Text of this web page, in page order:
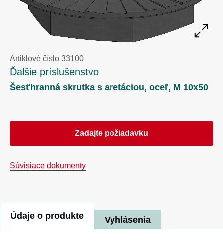
Artiklové číslo 33100
Ďalšie príslušenstvo
Šesťhranná skrutka s aretáciou, oceľ, M 10x50
Zadajte požiadavku
Súvisiace dokumenty
Údaje o produkte Vyhlásenia